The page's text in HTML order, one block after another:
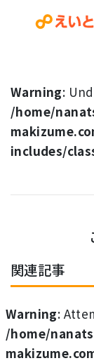
Warning:
/home/
includes/
関連記事
Warning:
/home/